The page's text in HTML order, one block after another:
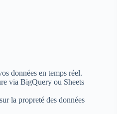
données en temps réel.
via BigQuery ou Sheets
la propreté des données